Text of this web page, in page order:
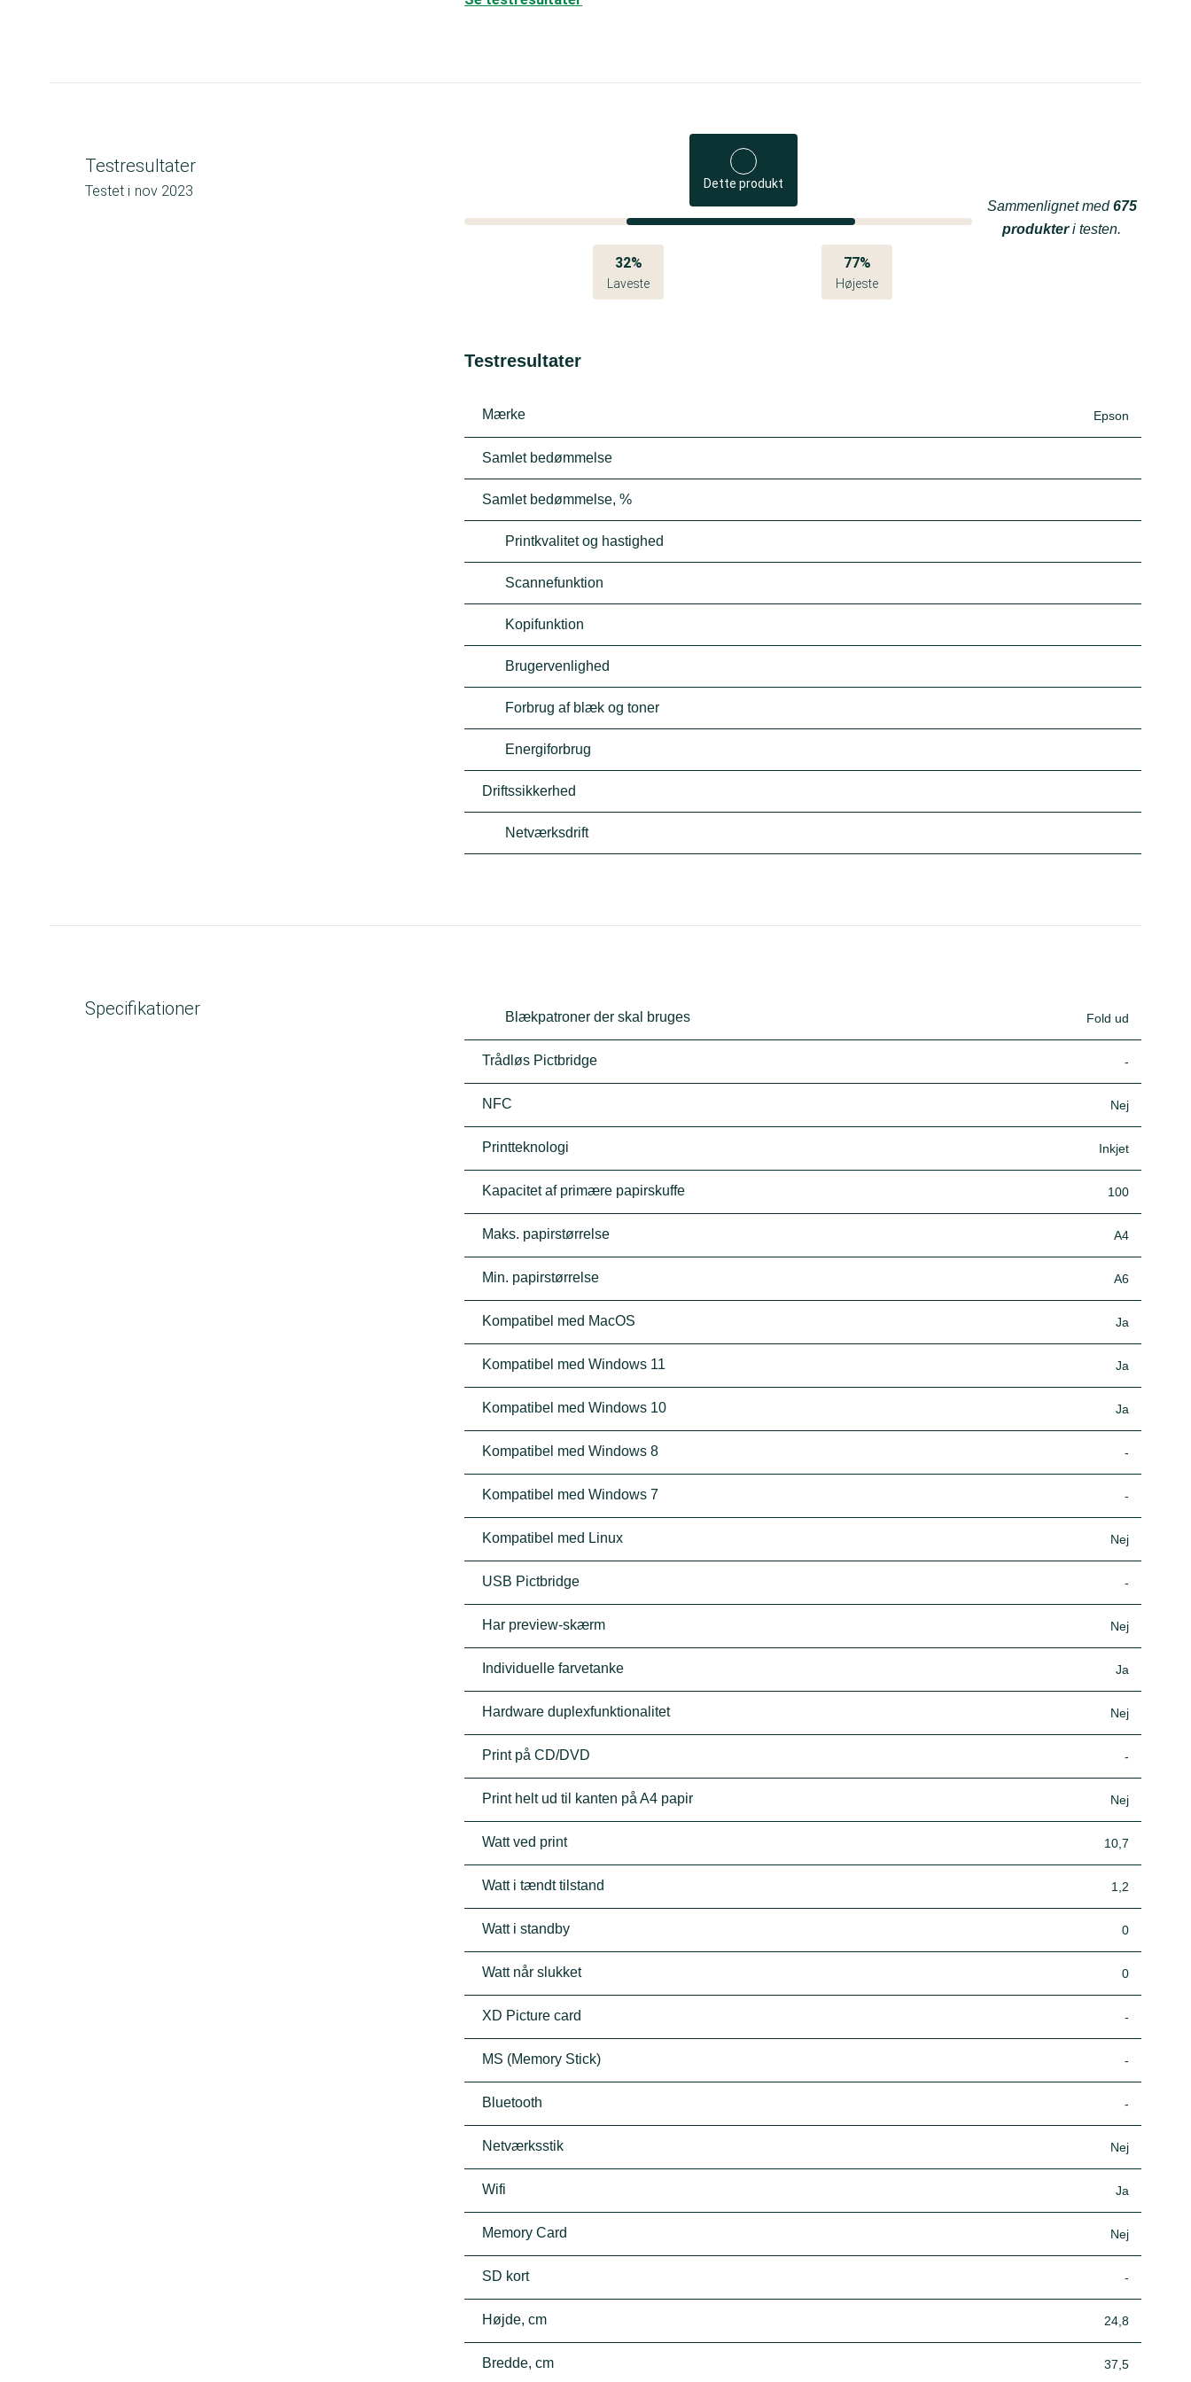
Testresultater
Testet i nov 2023 Dette produkt
32%
Laveste
77%
Højeste
Sammenlignet med675
produkteri testen.
Testresultater
Mærke Epson
Samlet bedømmelse
Samlet bedømmelse, %
Printkvalitet og hastighed
Scannefunktion
Kopifunktion
Brugervenlighed
Forbrug af blæk og toner
Energiforbrug
Driftssikkerhed
Netværksdrift
Specifikationer Blækpatroner der skal bruges Fold ud
Trådløs Pictbridge -
NFC Nej
Printteknologi Inkjet
Kapacitet af primære papirskuffe 100
Maks. papirstørrelse A4
Min. papirstørrelse A6
Kompatibel med MacOS Ja
Kompatibel med Windows 11 Ja
Kompatibel med Windows 10 Ja
Kompatibel med Windows 8 -
Kompatibel med Windows 7 -
Kompatibel med Linux Nej
USB Pictbridge -
Har preview-skærm Nej
Individuelle farvetanke Ja
Hardware duplexfunktionalitet Nej
Print på CD/DVD -
Print helt ud til kanten på A4 papir Nej
Watt ved print 10,7
Watt i tændt tilstand 1,2
Watt i standby 0
Watt når slukket 0
XD Picture card -
MS (Memory Stick) -
Bluetooth -
Netværksstik Nej
Wifi Ja
Memory Card Nej
SD kort -
Højde, cm 24,8
Bredde, cm 37,5